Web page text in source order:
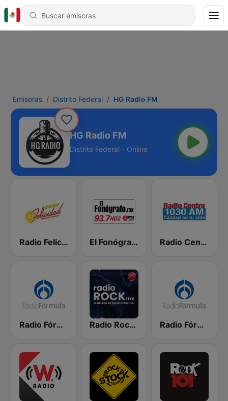
Emisoras Distrito Federal HG Radio FM
HG Radio FM
Distrito Federal - Online
Radio Felicidad 1180 AM El Fonógrafo HD2 Radio Centro
Radio Fórmula 103.3 FM Radio Rock MX Radio Fórmula 104.1 FM